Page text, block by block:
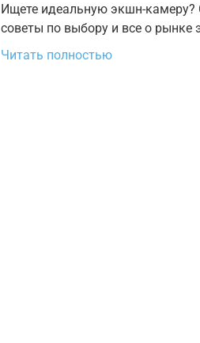
Ищете идеальную экшн-камеру?
советы по выбору и все о
Читать полностью